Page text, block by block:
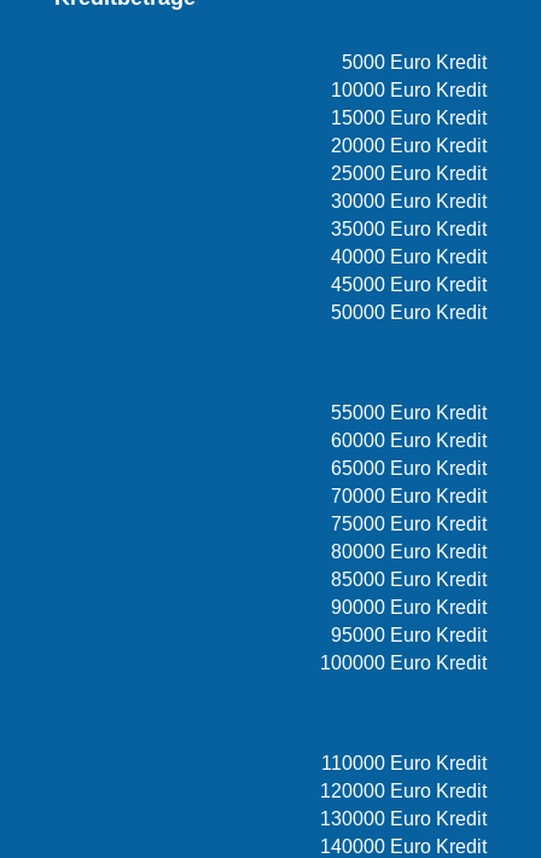
5000 Euro Kredit
10000 Euro Kredit
15000 Euro Kredit
20000 Euro Kredit
25000 Euro Kredit
30000 Euro Kredit
35000 Euro Kredit
40000 Euro Kredit
45000 Euro Kredit
50000 Euro Kredit
55000 Euro Kredit
60000 Euro Kredit
65000 Euro Kredit
70000 Euro Kredit
75000 Euro Kredit
80000 Euro Kredit
85000 Euro Kredit
90000 Euro Kredit
95000 Euro Kredit
100000 Euro Kredit
110000 Euro Kredit
120000 Euro Kredit
130000 Euro Kredit
140000 Euro Kredit